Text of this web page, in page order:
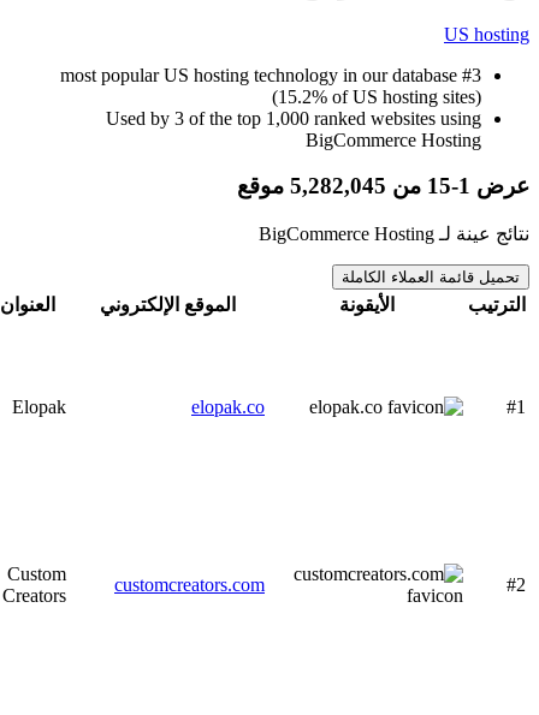
US hosting
#3 most popular US hosting technology in our database
(15.2% of US hosting sites)
Used by 3 of the top 1,000 ranked websites using
BigCommerce Hosting
عرض 1-15 من 5,282,045 موقع
نتائج عينة لـ BigCommerce Hosting
تحميل قائمة العملاء الكاملة
الترتيب الأيقونة الموقع الإلكتروني العنوان
#1
elopak.co
Elopak
#2
customcreators.com
Custom
Creators